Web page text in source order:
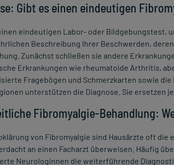
Gibt es einen eindeutigen
eindeutigen Labor- oder Bildgebungstest,
Beschreibung Ihrer Beschwerden,
Zunächst schließen sie andere
Erkrankungen wie rheumatoide Arthritis,
Fragebögen und Schmerzkarten sowie
unterstützen die Diagnose. Sie ersetzen
Fibromyalgie-Behandlung:
von Fibromyalgie sind Hausärzte oft
an einen Facharzt überweisen. Häufig
Neurologinnen die weiterführende